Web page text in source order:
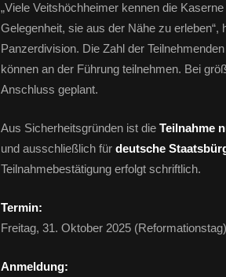
„Viele Veitshöchheimer kennen die
Gelegenheit, sie aus der Nähe zu
Panzerdivision. Die Zahl der
können an der Führung teilnehmen. Bei
Anschluss geplant.
Aus Sicherheitsgründen ist die Teilnahme
und ausschließlich für deutsche
Teilnahmebestätigung erfolgt schriftlich.
Termin:
Freitag, 31. Oktober 2025
Anmeldung: